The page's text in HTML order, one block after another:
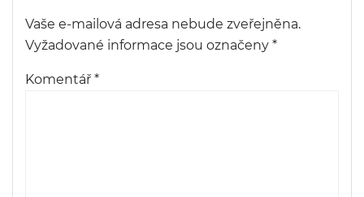
Vaše e-mailová adresa nebude zveřejněna.
Vyžadované informace jsou označeny *
Komentář *